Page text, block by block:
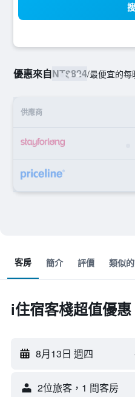
優惠來自NT$824/最便宜的每
供應商
客房 簡介 評價 類似
i住宿客棧超值優惠
8月13日 週四
2位旅客，1 間客房